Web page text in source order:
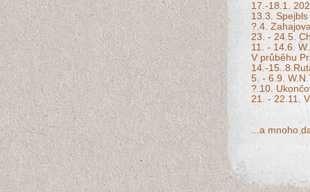
17.-18.1.
13.3.
?.4.
23. - 24.5.
11. - 14.6.
V průběhu
14.-
5. - 6.9.
?.10.
21. - 22.11.
...a mnoho